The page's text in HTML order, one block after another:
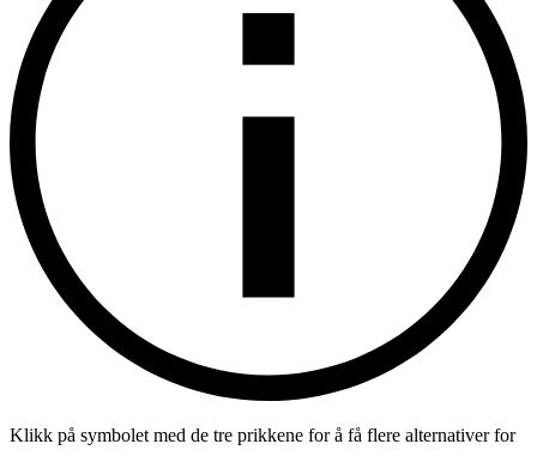
Klikk på symbolet med de tre prikkene for å få flere alternativer for